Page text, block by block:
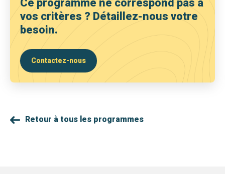
Ce programme ne correspond pas à
vos critères ? Détaillez-nous votre
besoin.
Contactez-nous
Retour à tous les programmes